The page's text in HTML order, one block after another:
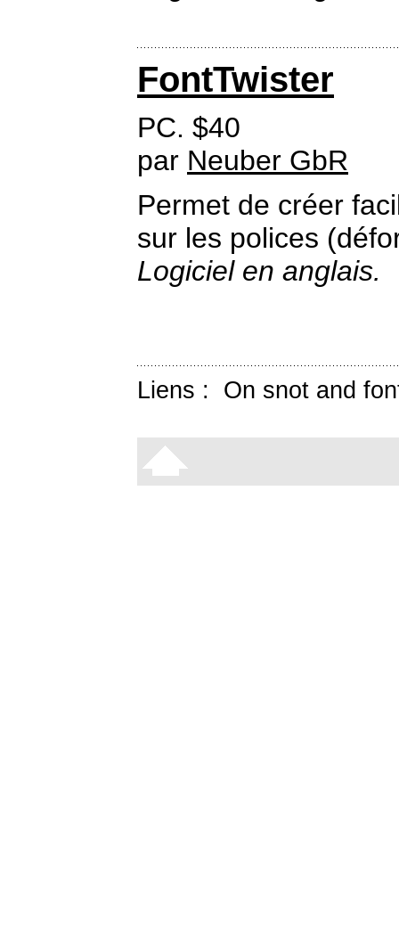
FontTwister
PC. $40
par Neuber GbR
Permet de créer
sur les polices
Logiciel en anglais.
Liens : On snot and